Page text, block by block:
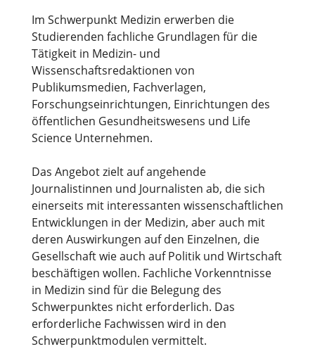
Im Schwerpunkt Medizin erwerben die
Studierenden fachliche Grundlagen für die
Tätigkeit in Medizin- und
Wissenschaftsredaktionen von
Publikumsmedien, Fachverlagen,
Forschungseinrichtungen, Einrichtungen des
öffentlichen Gesundheitswesens und Life
Science Unternehmen.
Das Angebot zielt auf angehende
Journalistinnen und Journalisten ab, die sich
einerseits mit interessanten wissenschaftlichen
Entwicklungen in der Medizin, aber auch mit
deren Auswirkungen auf den Einzelnen, die
Gesellschaft wie auch auf Politik und Wirtschaft
beschäftigen wollen. Fachliche Vorkenntnisse
in Medizin sind für die Belegung des
Schwerpunktes nicht erforderlich. Das
erforderliche Fachwissen wird in den
Schwerpunktmodulen vermittelt.